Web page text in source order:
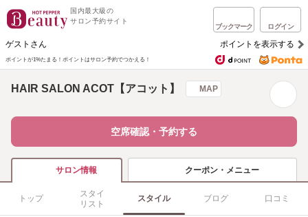
国内最大級の
サロン予約サイト
ブックマーク ログイン
ゲストさん ポイントを表示する
ポイントが1%たまる！ ポイントはサロン予約でつかえる！
HAIR SALON ACOT【アコット】 MAP
空席確認・予約する
サロン情報 クーポン・メニュー
トップ
スタイ
リスト
スタイル ブログ 口コミ